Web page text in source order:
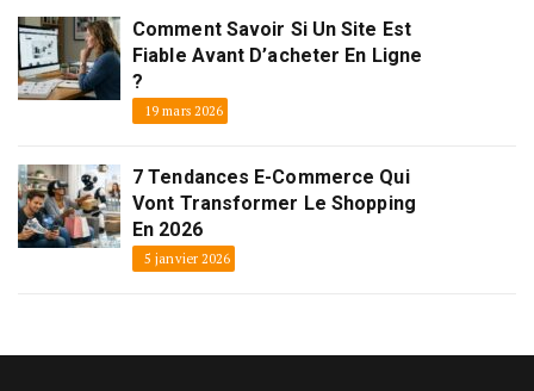
Comment Savoir Si Un Site Est
Fiable Avant D’acheter En Ligne
?
19 mars 2026
7 Tendances E-Commerce Qui
Vont Transformer Le Shopping
En 2026
5 janvier 2026